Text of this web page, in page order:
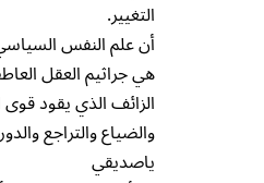
التغيير.
أن علم النفس
هي جراثيم العقل
الزائف الذي يقود قوى
والضياع والتراجع
ياصديقي